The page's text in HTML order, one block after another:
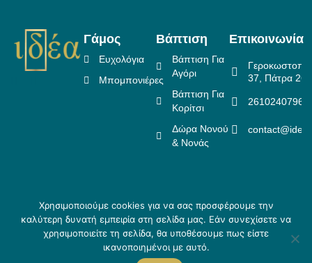
Γάμος
Ευχολόγια
Μπομπονιέρες
Βάπτιση
Βάπτιση Για
Αγόρι
Βάπτιση Για
Κορίτσι
Δώρα Νονού
& Νονάς
Επικοινωνία
37, Πάτρα
2610240796
Copyright ©
2026 Idea
Crafted
by
Πολιτική Επιστροφών
Πολιτική Απορρήτου
Τρόποι αποστολής & Τρόποι
Χρησιμοποιούμε cookies για να σας προσφέρουμε την
καλύτερη δυνατή εμπειρία στη σελίδα μας. Εάν συνεχίσετε να
χρησιμοποιείτε τη σελίδα, θα υποθέσουμε πως είστε
ικανοποιημένοι με αυτό.